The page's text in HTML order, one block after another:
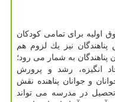
برای تمامی كودكان
نیز یك لزوم هم
پناهندگان به شمار می رود؛
انگیزه، رشد و پرورش
و جوانان پناهنده نقش
تحصیل در مدرسه می تواند